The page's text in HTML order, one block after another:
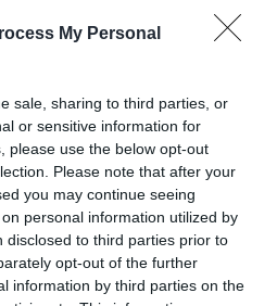
My Personal
sale, sharing to third parties, or
or sensitive information for
please use the below opt-out
Please note that after your
you may continue seeing
personal information utilized by
disclosed to third parties prior to
opt-out of the further
information by third parties on the
a nitrogén-monoxid
hüvelyesek, mint abab, a lencse,
kakaótartalmúétcsokoládé.